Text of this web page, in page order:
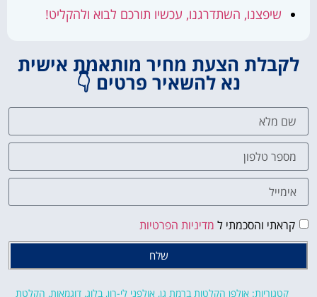
שיפצנו, השתדרגנו, עכשיו תורכם לבוא ולהקליט!
לקבלת הצעת מחיר מותאמת אישית
נא להשאיר פרטים 👇
קראתי והסכמתי ל מדיניות הפרטיות
שלח
קטגוריות: אולפן הקלטות ברמת גן, אולפני לי-רון,בלוג, דוגמאות, הקלטת